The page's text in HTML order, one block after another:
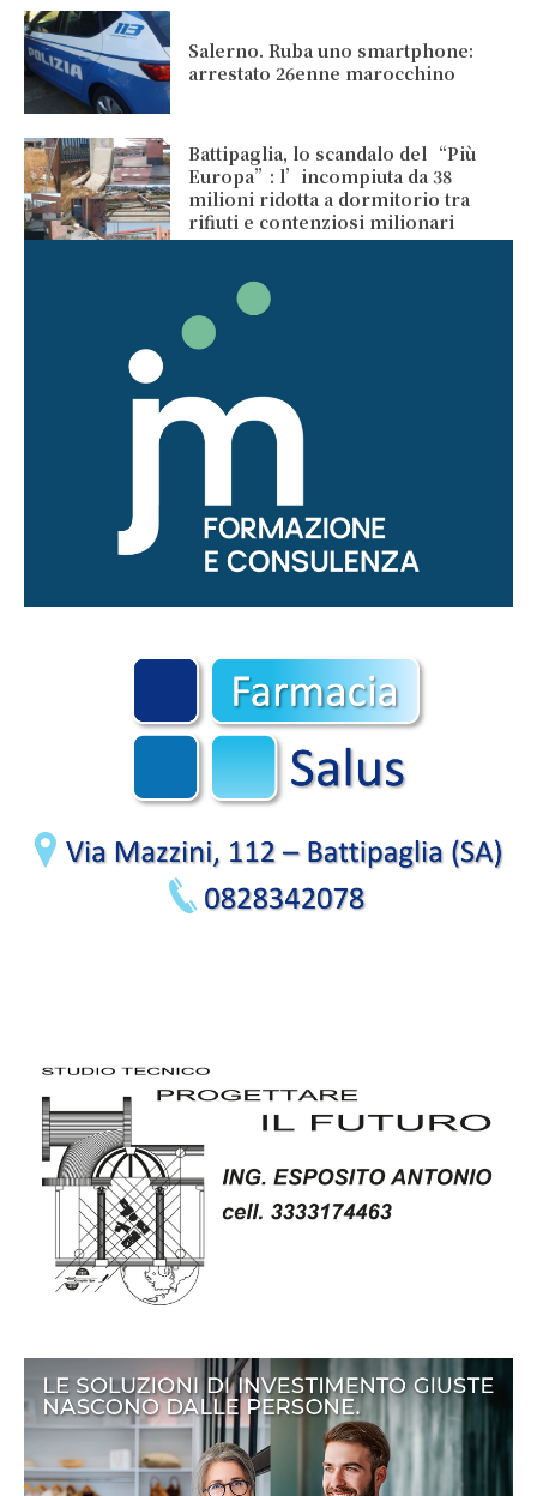
Salerno. Ruba uno smartphone:
arrestato 26enne marocchino
Battipaglia, lo scandalo del “Più
Europa”: l’incompiuta da 38
milioni ridotta a dormitorio tra
rifiuti e contenziosi milionari